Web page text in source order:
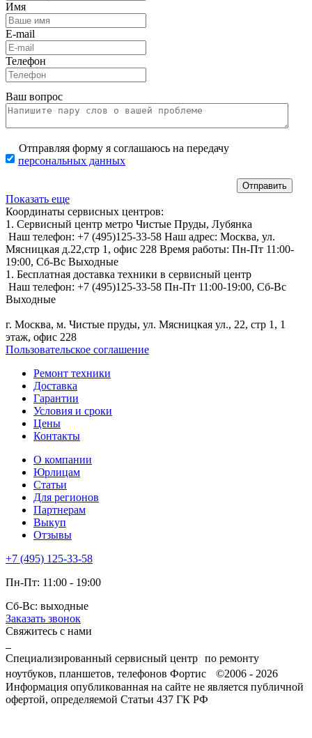
Имя
E-mail
Телефон
Ваш вопрос
Отправляя форму я соглашаюсь на передачу
персональных данных
Показать еще
Координаты сервисных центров:
1. Сервисный центр метро Чистые Пруды, Лубянка
Наш телефон: +7 (495)125-33-58 Наш адрес: Москва, ул.
Мясницкая д.22,стр 1, офис 228 Время работы: Пн-Пт 11:00-
19:00, Сб-Вс Выходные
1. Бесплатная доставка техники в сервисный центр
Наш телефон: +7 (495)125-33-58 Пн-Пт 11:00-19:00, Сб-Вс
Выходные
г. Москва, м. Чистые пруды, ул. Мясницкая ул., 22, стр 1, 1
этаж, офис 228
Пользовательское соглашение
Ремонт техники
Доставка
Гарантии
Условия и сроки
Цены
Контакты
О компании
Юрлицам
Статьи
Для регионов
Партнерам
Выкуп
Отзывы
+7 (495) 125-33-58
Пн-Пт: 11:00 - 19:00
Сб-Вс: выходные
Заказать звонок
Свяжитесь с нами
Специализированный сервисный центр по ремонту
ноутбуков, планшетов, телефонов Фортис ©2006 - 2026
Информация опубликованная на сайте не является публичной
офертой, определяемой Статьи 437 ГК РФ